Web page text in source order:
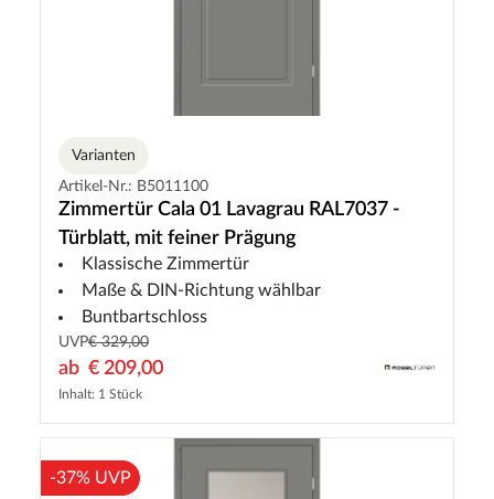
Varianten
Artikel-Nr.: B5011100
Zimmertür Cala 01 Lavagrau RAL7037 -
Türblatt, mit feiner Prägung
Klassische Zimmertür
Maße & DIN-Richtung wählbar
Buntbartschloss
UVP€ 329,00
ab € 209,00
Inhalt: 1 Stück
-37% UVP